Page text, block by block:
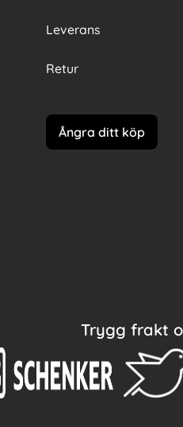
Leverans
Retur
Ångra ditt köp
Trygg frakt